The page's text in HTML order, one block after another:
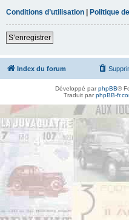
Conditions d’utilisation | Politique
S’enregistrer
Index du forum
Développé parphpBB®
Traduit parphpBB-